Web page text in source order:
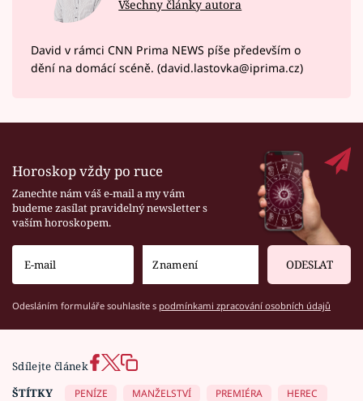
Všechny články autora
David v rámci CNN Prima NEWS píše především o
dění na domácí scéně. (david.lastovka@iprima.cz)
Horoskop vždy po ruce
Zanechte nám váš e-mail a my vám
budeme zasílat pravidelný newsletter s
vaším horoskopem.
ODESLAT
Odesláním formuláře souhlasíte s podmínkami zpracování osobních údajů
Sdílejte článek
ŠTÍTKY
PENÍZE MANŽELSTVÍ PREMIÉRA
HEREC